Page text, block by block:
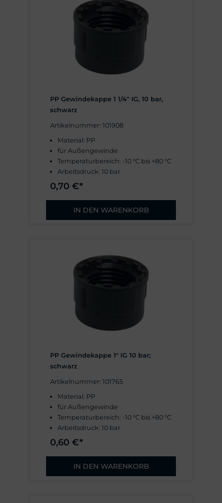
PP Gewindekappe 1 1/4" IG, 10 bar,
schwarz
Artikelnummer: 101908
Material: PP
für Außengewinde
Temperaturbereich: -10 °C bis +80 °C
Arbeitsdruck: 10 bar
0,70 €*
IN DEN WARENKORB
PP Gewindekappe 1" IG 10 bar;
schwarz
Artikelnummer: 101765
Material: PP
für Außengewinde
Temperaturbereich: -10 °C bis +80 °C
Arbeitsdruck: 10 bar
0,60 €*
IN DEN WARENKORB